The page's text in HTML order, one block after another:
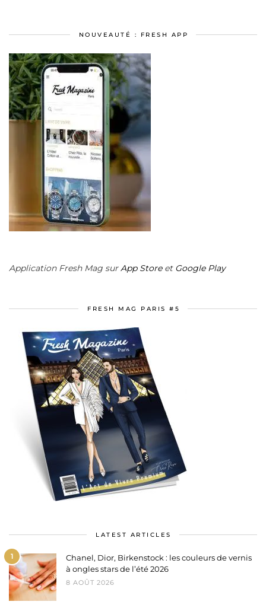
NOUVEAUTÉ : FRESH APP
Application Fresh Mag surApp Storeet Google Play
FRESH MAG PARIS #5
LATEST ARTICLES
1
Chanel, Dior, Birkenstock : les couleurs de vernis
à ongles stars de l’été 2026
8 AOÛT 2026